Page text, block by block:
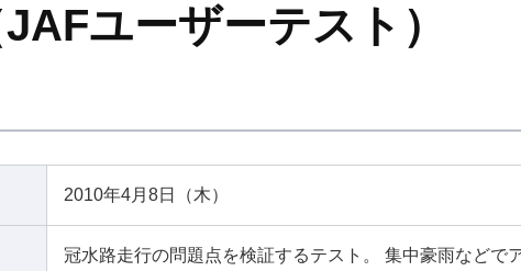
ユーザーテスト）
2010年4月8日（木）
冠水路走行の問題点を検証するテスト。 集中豪雨などで